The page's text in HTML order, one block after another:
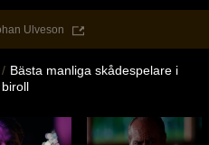
Ulveson
Bästa manliga skådespelare i